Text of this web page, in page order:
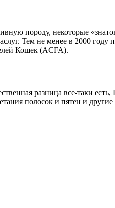
породу, некоторые
Тем не менее в 2000 году
Кошек (ACFA).
разница все-таки
полосок и пятен и